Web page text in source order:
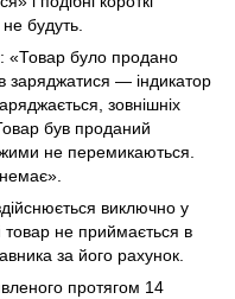
будуть.
«Товар було продано
заряджатися — індикатор
зовнішніх
був проданий
не перемикаються.
виключно у
товар не приймається в
за його рахунок.
протягом 14